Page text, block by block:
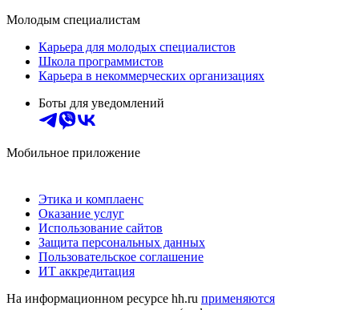
Молодым специалистам
Карьера для молодых специалистов
Школа программистов
Карьера в некоммерческих организациях
Боты для уведомлений
Мобильное приложение
Этика и комплаенс
Оказание услуг
Использование сайтов
Защита персональных данных
Пользовательское соглашение
ИТ аккредитация
На информационном ресурсе hh.ru применяются